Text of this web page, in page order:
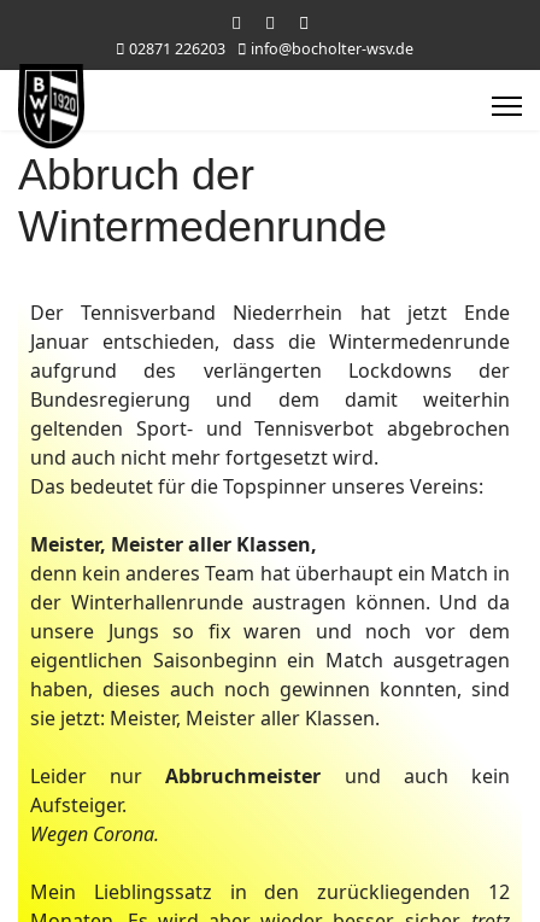
02871 226203 info@bocholter-wsv.de
Abbruch der
Wintermedenrunde
Der Tennisverband Niederrhein hat jetzt Ende
Januar entschieden, dass die Wintermedenrunde
aufgrund des verlängerten Lockdowns der
Bundesregierung und dem damit weiterhin
geltenden Sport- und Tennisverbot abgebrochen
und auch nicht mehr fortgesetzt wird.
Das bedeutet für die Topspinner unseres Vereins:
Meister, Meister aller Klassen,
denn kein anderes Team hat überhaupt ein Match in
der Winterhallenrunde austragen können. Und da
unsere Jungs so fix waren und noch vor dem
eigentlichen Saisonbeginn ein Match ausgetragen
haben, dieses auch noch gewinnen konnten, sind
sie jetzt: Meister, Meister aller Klassen.
Leider nurAbbruchmeister und auch kein
Aufsteiger.
Wegen Corona.
Mein Lieblingssatz in den zurückliegenden 12